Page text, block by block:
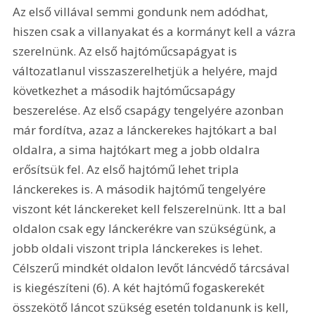
Az első villával semmi gondunk nem adódhat,
hiszen csak a villanyakat és a kormányt kell a vázra
szerelnünk. Az első hajtóműcsapágyat is
változatlanul visszaszerelhetjük a helyére, majd
következhet a második hajtóműcsapágy
beszerelése. Az első csapágy tengelyére azonban
már fordítva, azaz a lánckerekes hajtókart a bal
oldalra, a sima hajtókart meg a jobb oldalra
erősítsük fel. Az első hajtómű lehet tripla
lánckerekes is. A második hajtómű tengelyére
viszont két lánckereket kell felszerelnünk. Itt a bal
oldalon csak egy lánckerékre van szükségünk, a
jobb oldali viszont tripla lánckerekes is lehet.
Célszerű mindkét oldalon levőt láncvédő tárcsával
is kiegészíteni (6). A két hajtómű fogaskerekét
összekötő láncot szükség esetén toldanunk is kell,